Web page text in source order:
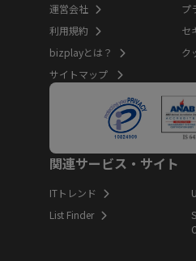
運営会社
利用規約
bizplayとは？
サイトマップ
プ
セ
ク
関連サービス・サイト
ITトレンド
List Finder